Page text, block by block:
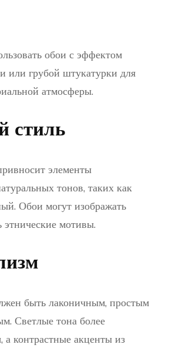
обои с эффектом
или грубой штукатурки для
атмосферы.
стиль
элементы
тонов, таких как
Обои могут изображать
этнические мотивы.
быть лаконичным, простым
Светлые тона более
а контрастные акценты из